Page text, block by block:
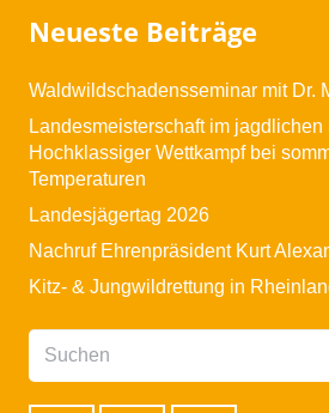
Neueste Beiträge
Waldwildschadensseminar mit Dr.
Landesmeisterschaft im
Hochklassiger Wettkampf bei
Temperaturen
Landesjägertag 2026
Nachruf Ehrenpräsident Kurt
Kitz- & Jungwildrettung in